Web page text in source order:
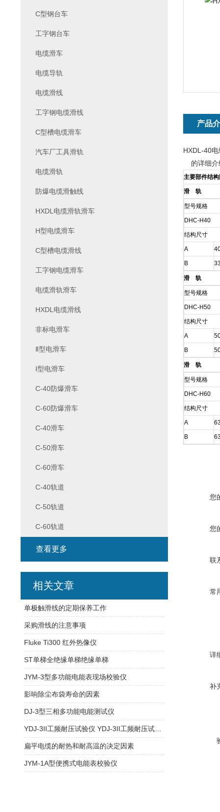
产品
HXDL-40
的详细介
主要部件结
滑 轨
型号规格
DHC-H40
结构尺寸
A
B
滑 轨
型号规格
DHC-H50
结构尺寸
A
B
滑 轨
型号规格
DHC-H60
结构尺寸
A
B
您
您
联
常
详
补
C型钢台车
工字钢台车
电缆滑车
电缆导轨
电缆滑线
工字钢电缆滑线
C型槽电缆滑车
汽车厂工具滑轨
电缆滑轨
防爆电缆滑触线
HXDL电缆滑轨滑车
H型电缆滑车
C型槽电缆滑线
工字钢电缆滑车
电缆滑轨滑车
HXDL电缆滑线
非标电滑车
Ⅱ型电滑车
Ⅰ型电滑车
C-40防爆滑车
C-60防爆滑车
C-40滑车
C-50滑车
C-60滑车
C-40轨道
C-50轨道
C-60轨道
查看更多
相关文章
单极触滑线的定期保养工作
采购滑线的注意事项
Fluke Ti300 红外热像仪
ST单梯全绝缘单梯绝缘单梯
JYM-3型多功能电能表现场校验仪
影响除尘布袋寿命的因素
DJ-3型三相多功能电能测试仪
扁平电缆的耐热和耐高温的决定因素
JYM-1A型便携式电能表校验仪